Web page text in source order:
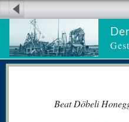
Beat Döbeli